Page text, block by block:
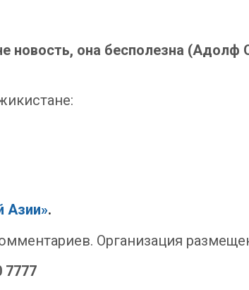
она бесполезна (Адолф
Азии».
Организация
7777